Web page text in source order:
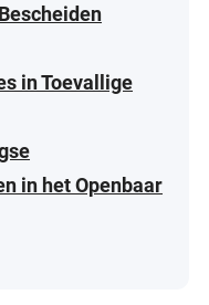
in Toevallige
in het Openbaar